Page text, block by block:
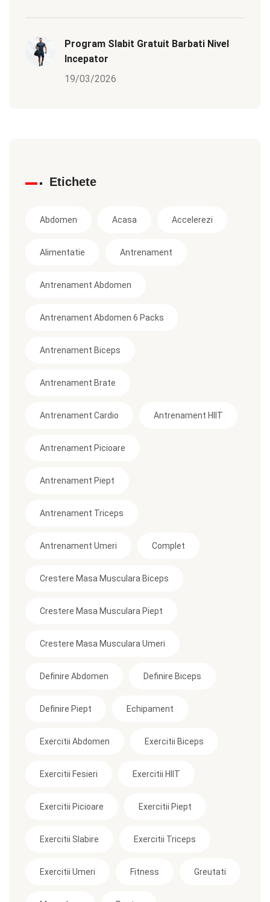
Program Slabit Gratuit Barbati Nivel
Incepator
19/03/2026
Etichete
Abdomen Acasa Accelerezi
Alimentatie Antrenament
Antrenament Abdomen
Antrenament Abdomen 6 Packs
Antrenament Biceps
Antrenament Brate
Antrenament Cardio Antrenament HIIT
Antrenament Picioare
Antrenament Piept
Antrenament Triceps
Antrenament Umeri Complet
Crestere Masa Musculara Biceps
Crestere Masa Musculara Piept
Crestere Masa Musculara Umeri
Definire Abdomen Definire Biceps
Definire Piept Echipament
Exercitii Abdomen Exercitii Biceps
Exercitii Fesieri Exercitii HIIT
Exercitii Picioare Exercitii Piept
Exercitii Slabire Exercitii Triceps
Exercitii Umeri Fitness Greutati